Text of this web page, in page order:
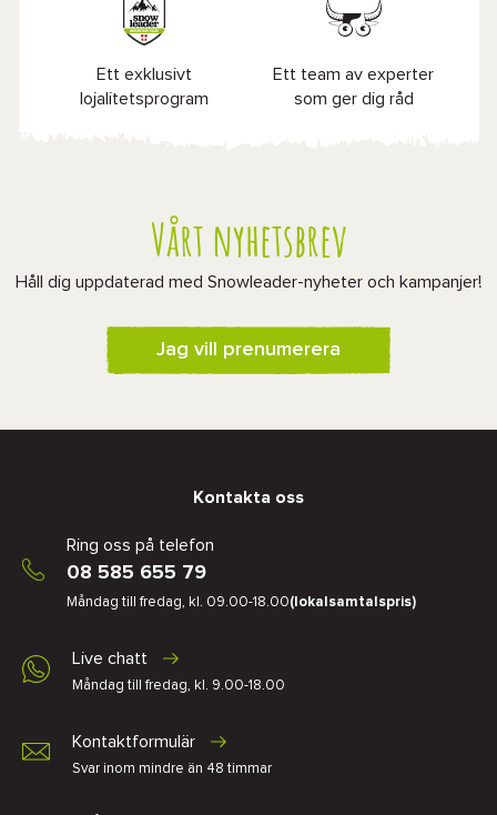
Ett exklusivt
lojalitetsprogram
Ett team av experter
som ger dig råd
Vårt nyhetsbrev
Håll dig uppdaterad med Snowleader-nyheter och kampanjer!
Jag vill prenumerera
Kontakta oss
Ring oss på telefon
08 585 655 79
Måndag till fredag, kl. 09.00-18.00(lokalsamtalspris)
Live chatt
Måndag till fredag, kl. 9.00-18.00
Kontaktformulär
Svar inom mindre än 48 timmar